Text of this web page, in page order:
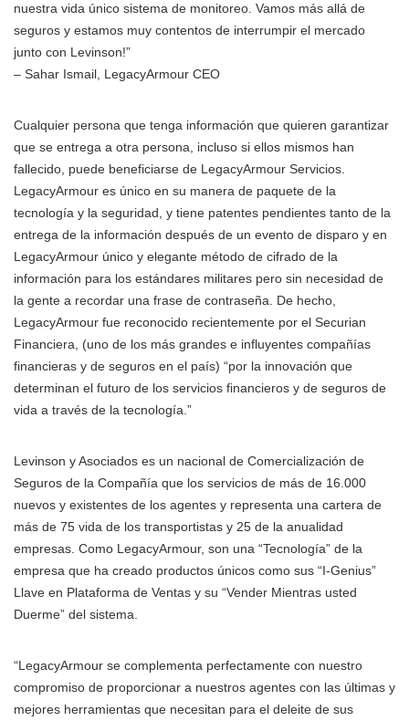
nuestra vida único sistema de monitoreo. Vamos más allá de
seguros y estamos muy contentos de interrumpir el mercado
junto con Levinson!”
– Sahar Ismail, LegacyArmour CEO
Cualquier persona que tenga información que quieren garantizar
que se entrega a otra persona, incluso si ellos mismos han
fallecido, puede beneficiarse de LegacyArmour Servicios.
LegacyArmour es único en su manera de paquete de la
tecnología y la seguridad, y tiene patentes pendientes tanto de la
entrega de la información después de un evento de disparo y en
LegacyArmour único y elegante método de cifrado de la
información para los estándares militares pero sin necesidad de
la gente a recordar una frase de contraseña. De hecho,
LegacyArmour fue reconocido recientemente por el Securian
Financiera, (uno de los más grandes e influyentes compañías
financieras y de seguros en el país) “por la innovación que
determinan el futuro de los servicios financieros y de seguros de
vida a través de la tecnología.”
Levinson y Asociados es un nacional de Comercialización de
Seguros de la Compañía que los servicios de más de 16.000
nuevos y existentes de los agentes y representa una cartera de
más de 75 vida de los transportistas y 25 de la anualidad
empresas. Como LegacyArmour, son una “Tecnología” de la
empresa que ha creado productos únicos como sus “I-Genius”
Llave en Plataforma de Ventas y su “Vender Mientras usted
Duerme” del sistema.
“LegacyArmour se complementa perfectamente con nuestro
compromiso de proporcionar a nuestros agentes con las últimas y
mejores herramientas que necesitan para el deleite de sus